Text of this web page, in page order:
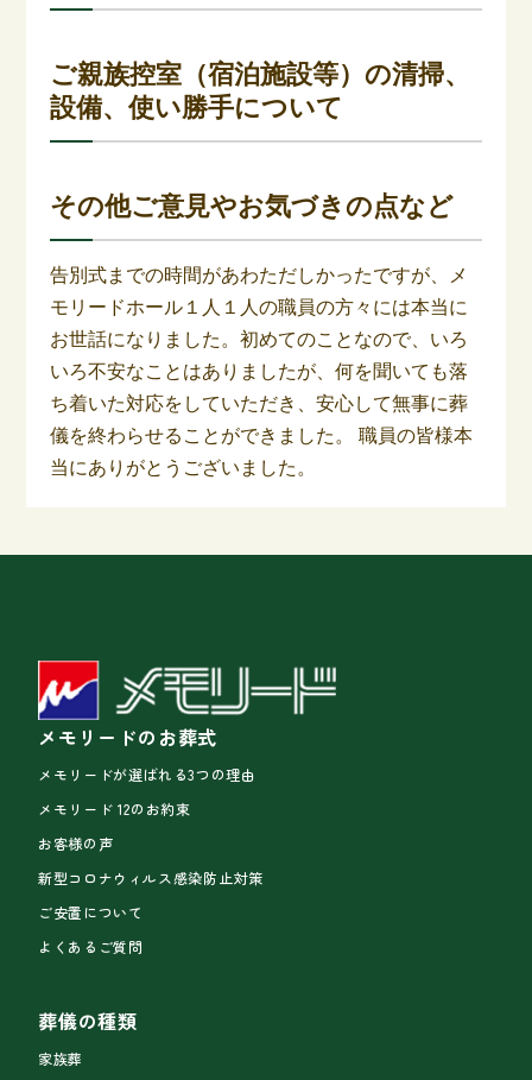
ご親族控室（宿泊施設等）の清掃、
設備、使い勝手について
その他ご意見やお気づきの点など
告別式までの時間があわただしかったですが、メ
モリードホール１人１人の職員の方々には本当に
お世話になりました。初めてのことなので、いろ
いろ不安なことはありましたが、何を聞いても落
ち着いた対応をしていただき、安心して無事に葬
儀を終わらせることができました。 職員の皆様本
当にありがとうございました。
メモリードのお葬式
メモリードが選ばれる3つの理由
メモリード 12のお約束
お客様の声
新型コロナウィルス感染防止対策
ご安置について
よくあるご質問
葬儀の種類
家族葬